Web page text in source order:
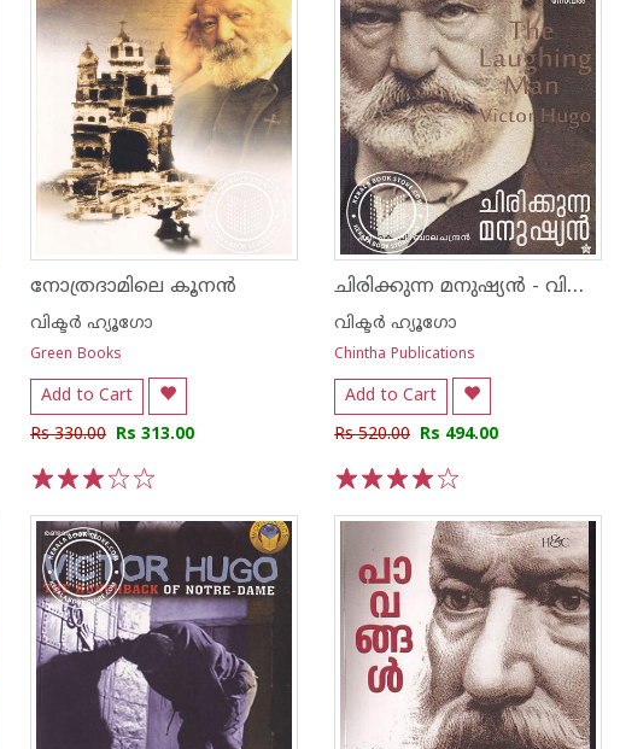
നോത്രദാമിലെ കൂന‌ന്‍
വിക്ടര്‍ ഹ്യൂഗോ
Green Books
Add to Cart
Rs 330.00 Rs 313.00
ചിരിക്കുന്ന മനുഷ്യന്‍ - വിക്ടര്‍ ഹ്യുഗോ
വിക്ടര്‍ ഹ്യൂഗോ
Chintha Publications
Add to Cart
Rs 520.00 Rs 494.00